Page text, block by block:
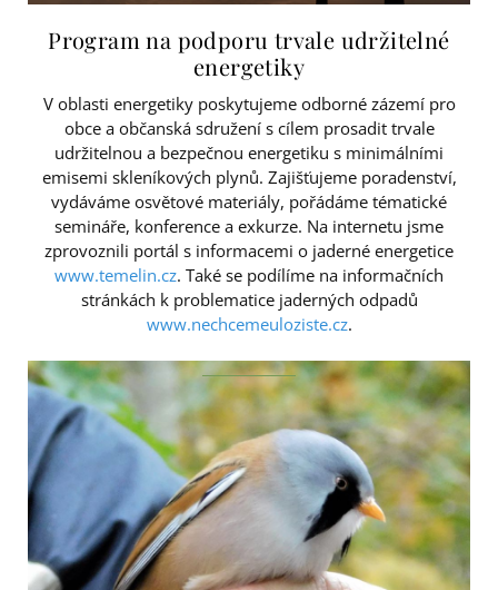
Program na podporu trvale udržitelné
energetiky
V oblasti energetiky poskytujeme odborné zázemí pro
obce a občanská sdružení s cílem prosadit trvale
udržitelnou a bezpečnou energetiku s minimálními
emisemi skleníkových plynů. Zajišťujeme poradenství,
vydáváme osvětové materiály, pořádáme tématické
semináře, konference a exkurze. Na internetu jsme
zprovoznili portál s informacemi o jaderné energetice
www.temelin.cz. Také se podílíme na informačních
stránkách k problematice jaderných odpadů
www.nechcemeuloziste.cz.